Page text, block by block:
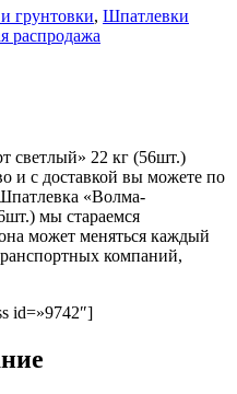
грунтовки, Шпатлевки
распродажа
светлый» 22 кг (56шт.)
и с доставкой вы можете по
«Волма-
мы стараемся
может меняться каждый
компаний,
id=»9742″]